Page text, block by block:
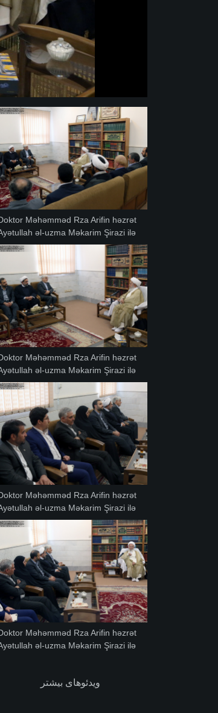
Məhəmməd Rza Arifin həzrət
əl-uzma Məkarim Şirazi ilə
04.
Məhəmməd Rza Arifin həzrət
əl-uzma Məkarim Şirazi ilə
03.
Məhəmməd Rza Arifin həzrət
əl-uzma Məkarim Şirazi ilə
02.
Məhəmməd Rza Arifin həzrət
əl-uzma Məkarim Şirazi ilə
ویدئوهای بیشتر